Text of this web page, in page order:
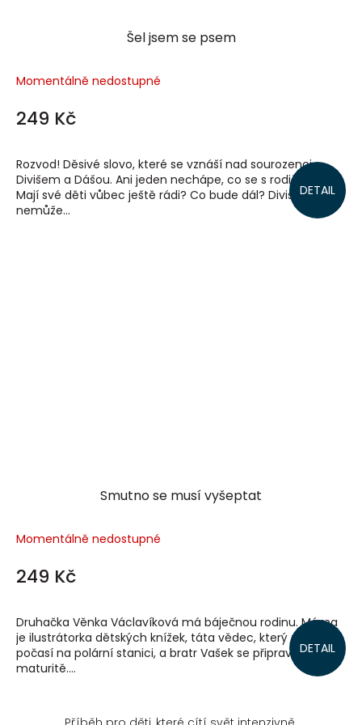
Šel jsem se psem
Momentálně nedostupné
249 Kč
DETAIL
Rozvod! Děsivé slovo, které se vznáší nad sourozenci
Divišem a Dášou. Ani jeden nechápe, co se s rodiči děje.
Mají své děti vůbec ještě rádi? Co bude dál? Diviš už
nemůže...
Smutno se musí vyšeptat
Momentálně nedostupné
249 Kč
DETAIL
Druhačka Věnka Václavíková má báječnou rodinu. Máma
je ilustrátorka dětských knížek, táta vědec, který zkoumá
počasí na polární stanici, a bratr Vašek se připravuje k
maturitě....